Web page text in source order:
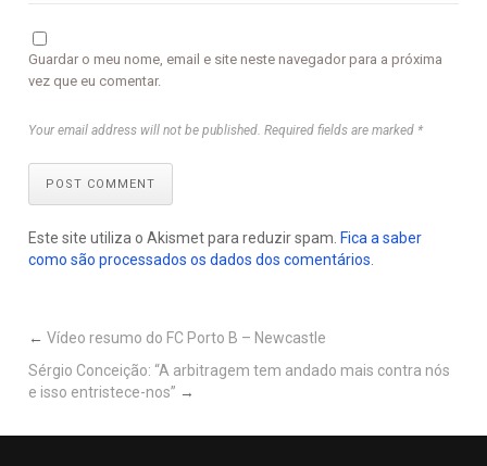
Guardar o meu nome, email e site neste navegador para a próxima
vez que eu comentar.
Your email address will not be published. Required fields are marked *
POST COMMENT
Este site utiliza o Akismet para reduzir spam. Fica a saber
como são processados os dados dos comentários
←Vídeo resumo do FC Porto B – Newcastle
Sérgio Conceição: “A arbitragem tem andado mais contra nós
e isso entristece-nos” →